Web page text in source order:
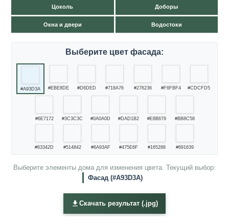
Цоколь Доборы
Окна и двери Водостоки
Выберите цвет фасада:
#A93D3A #EBE8DE #D6DED #718A76 #276236 #F6FBF4 #CDCFD5
#6E7172 #3C3C3C #0A0A0D #DAD1B2 #E8B679 #BB8C58
#63342D #514842 #6A93AF #475E6F #165288 #691639
Выберите элементы дома для изменения цвета. Текущий выбор:
Фасад (#A93D3A)
Скачать результат (.jpg)